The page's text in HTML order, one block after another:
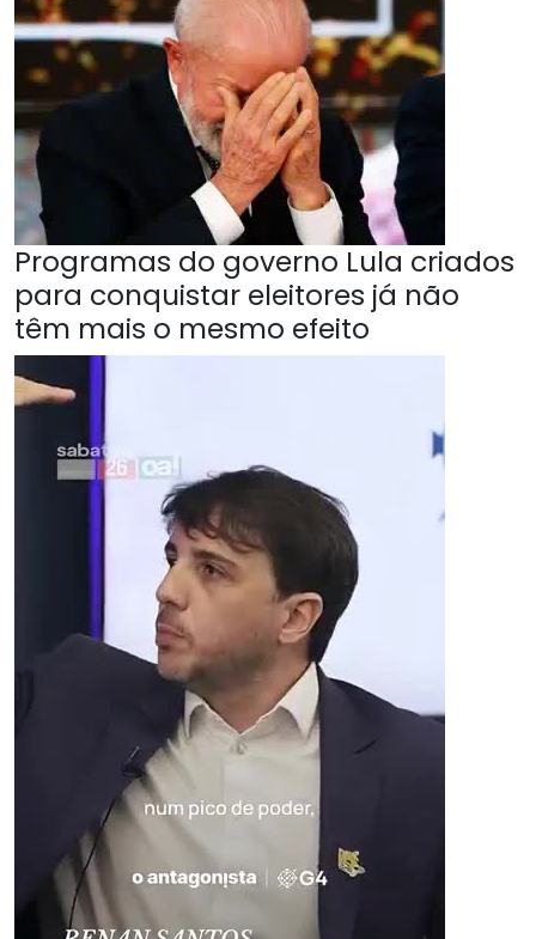
Programas do governo Lula criados
para conquistar eleitores já não
têm mais o mesmo efeito